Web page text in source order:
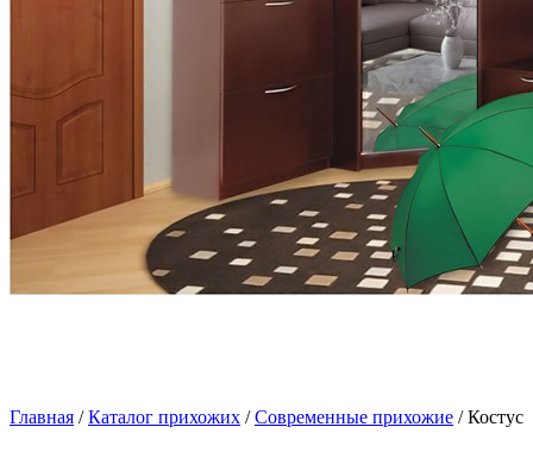
Главная /Каталог прихожих /Современные прихожие / Костус